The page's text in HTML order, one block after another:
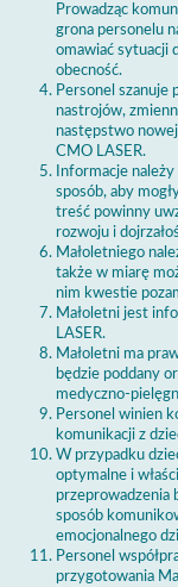
Prowadząc
grona personelu
omawiać sytuacji
obecność.
Personel szanuje
nastrojów,
następstwo
CMO LASER.
Informacje
sposób, aby
treść powinny
rozwoju i
Małoletniego
także w miarę
nim kwestie
Małoletni jest
LASER.
Małoletni ma
będzie poddany
medyczno-
Personel winien
komunikacji z
W przypadku
optymalne i
przeprowadzenia
sposób
emocjonalnego
Personel
przygotowania